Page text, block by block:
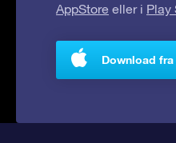
AppStore eller i Play
Download